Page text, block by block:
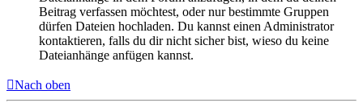
Beitrag verfassen möchtest, oder nur bestimmte Gruppen
dürfen Dateien hochladen. Du kannst einen Administrator
kontaktieren, falls du dir nicht sicher bist, wieso du keine
Dateianhänge anfügen kannst.
Nach oben